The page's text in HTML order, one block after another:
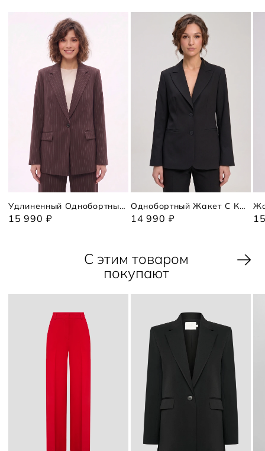
Удлиненный Однобортный Жакет В Полоску
15 990 ₽
Однобортный Жакет С Кружевом
14 990 ₽
С этим товаром
покупают